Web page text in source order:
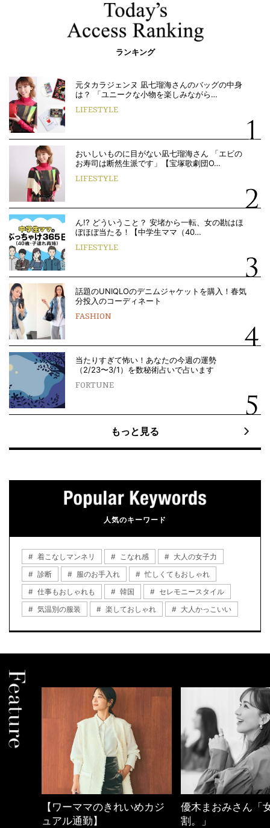
ランキング
元タカラジェンヌ 凪七瑠海さんのバッグの中身
は？ 「ユニークな小物を楽しみながら…
LIFESTYLE
おいしいものに目がない凪七瑠海さん 「エビの
お寿司は断然生派です」【宝塚歌劇団O…
LIFESTYLE
ん!? どういうこと？ 安堵から一転、女の勘はほ
ぼほぼ当たる！【中学生ママ（40…
LIFESTYLE
話題のUNIQLOのデニムジャケットを購入！春気
分投入のコーディネート
FASHION
当たりすぎて怖い！あなたの今週の運勢
（2/23〜3/1）を数秘術占いで占います
FORTUNE
もっと見る
人気のキーワード
着こなしマンネリ こなれ感
大人の女子力
診断
服のお手入れ
忙しくてもおしゃれ
仕事もおしゃれも
韓国
セレモニースタイル
気温別の服装
楽しておしゃれ 大人かっこいい
優木まおみさん「女の時間
割。」
働く女性のバッグ